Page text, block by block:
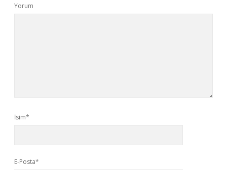
Yorum
İsim*
E-Posta*